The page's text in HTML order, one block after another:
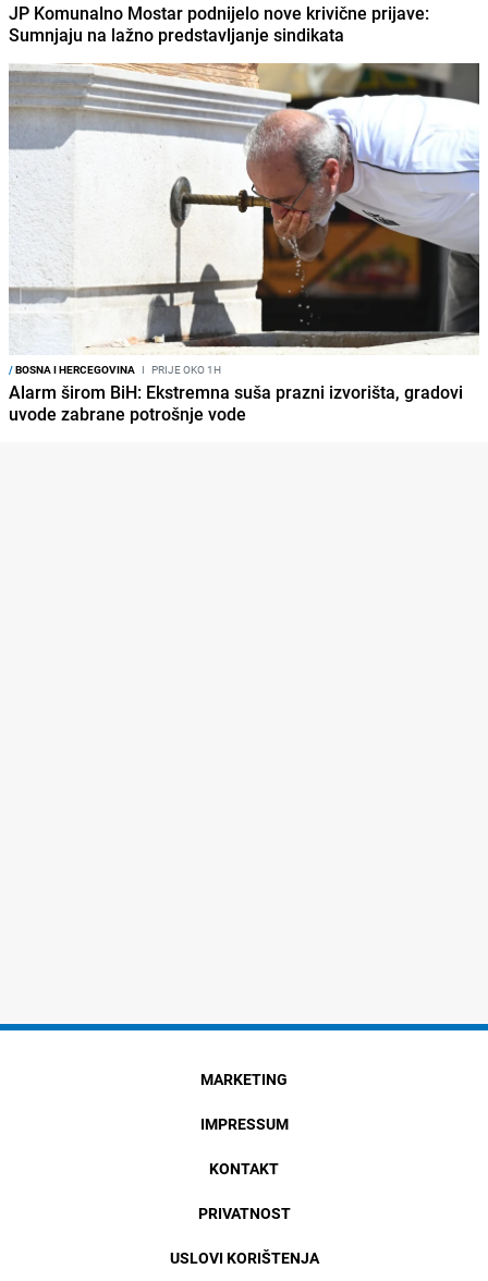
JP Komunalno Mostar podnijelo nove krivične prijave:
Sumnjaju na lažno predstavljanje sindikata
/BOSNA I HERCEGOVINA I PRIJE OKO 1H
Alarm širom BiH: Ekstremna suša prazni izvorišta, gradovi
uvode zabrane potrošnje vode
MARKETING
IMPRESSUM
KONTAKT
PRIVATNOST
USLOVI KORIŠTENJA